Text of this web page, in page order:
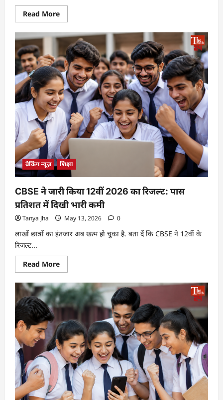
Read More
ब्रेकिंग न्यूज़ शिक्षा
CBSE ने जारी किया 12वीं 2026 का रिजल्ट: पास
प्रतिशत में दिखी भारी कमी
Tanya Jha May 13, 2026 0
लाखों छात्रों का इंतजार अब खत्म हो चुका है. बता दें कि CBSE ने 12वीं के
रिजल्ट...
Read More